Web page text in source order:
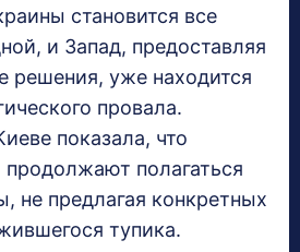
становится все
и Запад, предоставляя
решения, уже находится
провала.
показала, что
полагаться
не предлагая конкретных
тупика.